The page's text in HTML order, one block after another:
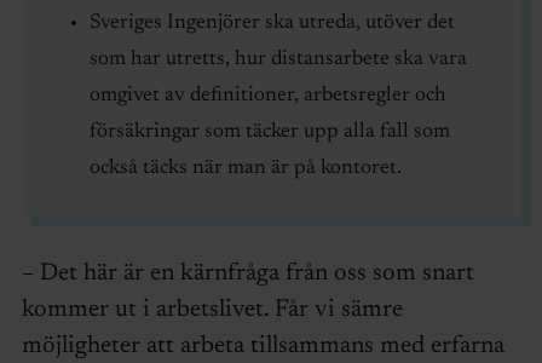
Sveriges Ingenjörer ska utreda, utöver det
som har utretts, hur distansarbete ska vara
omgivet av definitioner, arbetsregler och
försäkringar som täcker upp alla fall som
också täcks när man är på kontoret.
– Det här är en kärnfråga från oss som snart
kommer ut i arbetslivet. Får vi sämre
möjligheter att arbeta tillsammans med erfarna